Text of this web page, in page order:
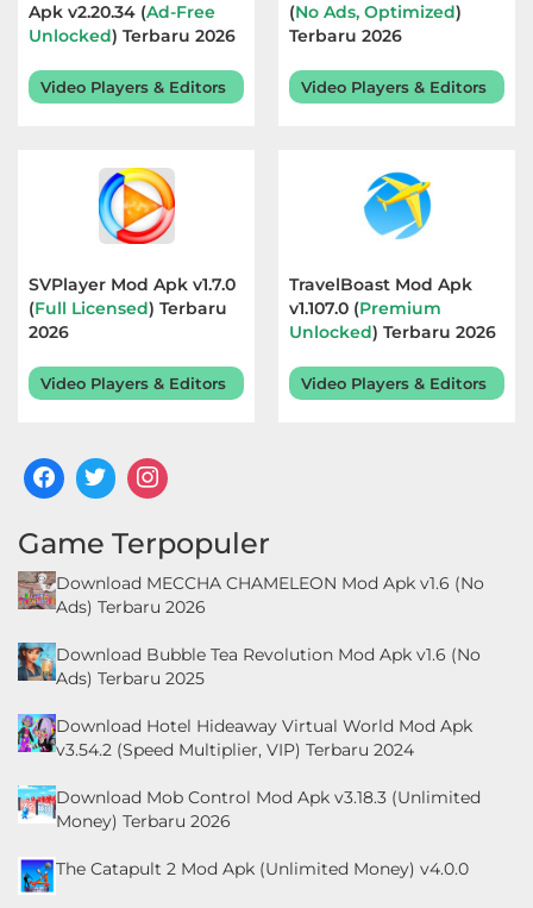
Apk v2.20.34 (Ad-Free
Unlocked) Terbaru 2026
Video Players & Editors
(No Ads, Optimized)
Terbaru 2026
Video Players & Editors
SVPlayer Mod Apk v1.7.0
(Full Licensed) Terbaru
2026
Video Players & Editors
TravelBoast Mod Apk
v1.107.0 (Premium
Unlocked) Terbaru 2026
Video Players & Editors
Game Terpopuler
Download MECCHA CHAMELEON Mod Apk v1.6 (No
Ads) Terbaru 2026
Download Bubble Tea Revolution Mod Apk v1.6 (No
Ads) Terbaru 2025
Download Hotel Hideaway Virtual World Mod Apk
v3.54.2 (Speed Multiplier, VIP) Terbaru 2024
Download Mob Control Mod Apk v3.18.3 (Unlimited
Money) Terbaru 2026
The Catapult 2 Mod Apk (Unlimited Money) v4.0.0